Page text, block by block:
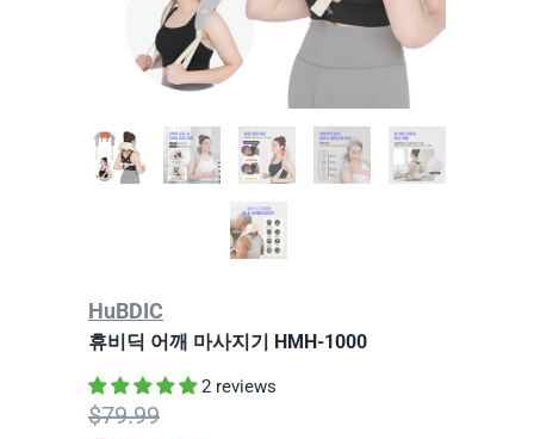
HuBDIC
휴비딕 어깨 마사지기 HMH-1000
2 reviews
$79.99